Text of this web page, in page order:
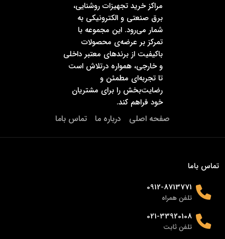
مراکز خرید تجهیزات روشنایی،
برق صنعتی و الکترونیکی به
شمار می‌رود. این مجموعه با
تمرکز بر عرضه‌ی محصولات
باکیفیت از برندهای معتبر داخلی
و خارجی، همواره درتلاش است
تا تجربه‌ای مطمئن و
رضایت‌بخش را برای مشتریان
خود فراهم کند.
صفحه اصلی درباره ما تماس باما
تماس باما
0912-8713771
تلفن همراه
021-33920108
تلفن ثابت